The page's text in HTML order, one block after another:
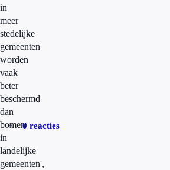
in
meer
stedelijke
gemeenten
worden
vaak
beter
beschermd
dan
bomen
in
landelijke
gemeenten',
0 reacties